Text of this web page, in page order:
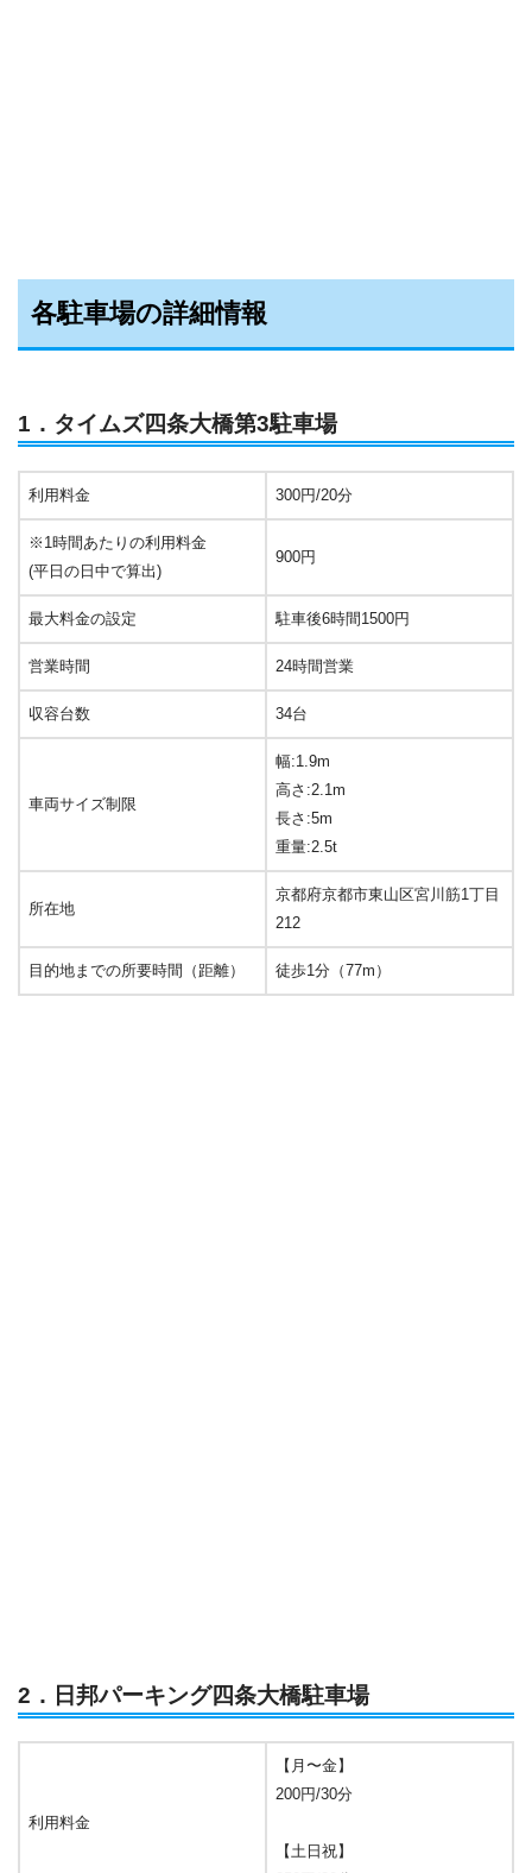
各駐車場の詳細情報
1．タイムズ四条大橋第3駐車場
利用料金 300円/20分
※1時間あたりの利用料金
(平日の日中で算出)
900円
最大料金の設定 駐車後6時間1500円
営業時間 24時間営業
収容台数 34台
車両サイズ制限
幅:1.9m
高さ:2.1m
長さ:5m
重量:2.5t
所在地
京都府京都市東山区宮川筋1丁目
212
目的地までの所要時間（距離） 徒歩1分（77m）
2．日邦パーキング四条大橋駐車場
利用料金
【月〜金】
200円/30分
【土日祝】